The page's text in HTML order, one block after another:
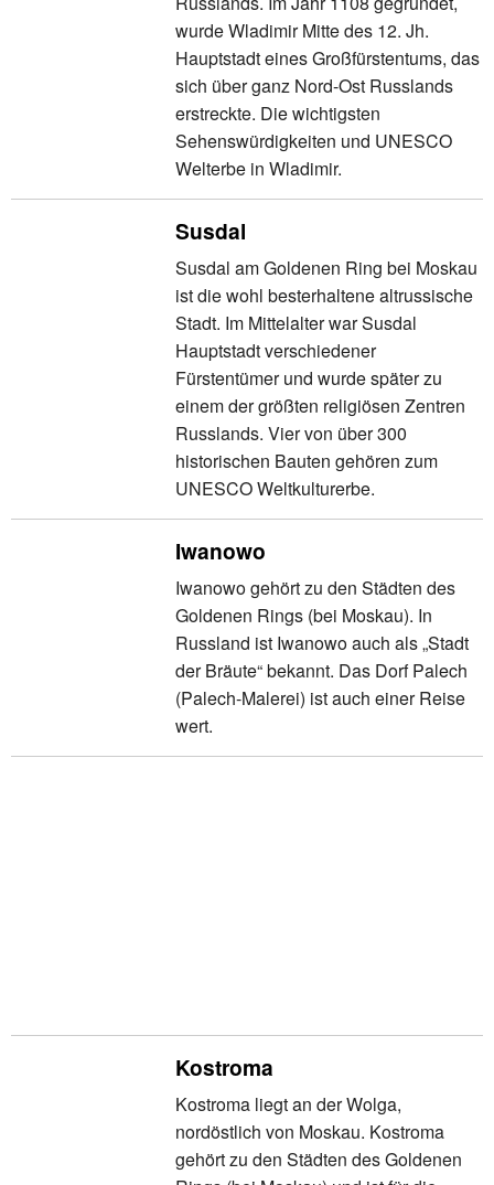
wurde Wladimir Mitte des 12. Jh.
Hauptstadt eines Großfürstentums, das
sich über ganz Nord-Ost Russlands
erstreckte. Die wichtigsten
Sehenswürdigkeiten und UNESCO
Welterbe in Wladimir.
Susdal
Susdal am Goldenen Ring bei Moskau
ist die wohl besterhaltene altrussische
Stadt. Im Mittelalter war Susdal
Hauptstadt verschiedener
Fürstentümer und wurde später zu
einem der größten religiösen Zentren
Russlands. Vier von über 300
historischen Bauten gehören zum
UNESCO Weltkulturerbe.
Iwanowo
Iwanowo gehört zu den Städten des
Goldenen Rings (bei Moskau). In
Russland ist Iwanowo auch als „Stadt
der Bräute“ bekannt. Das Dorf Palech
(Palech-Malerei) ist auch einer Reise
wert.
Kostroma
Kostroma liegt an der Wolga,
nordöstlich von Moskau. Kostroma
gehört zu den Städten des Goldenen